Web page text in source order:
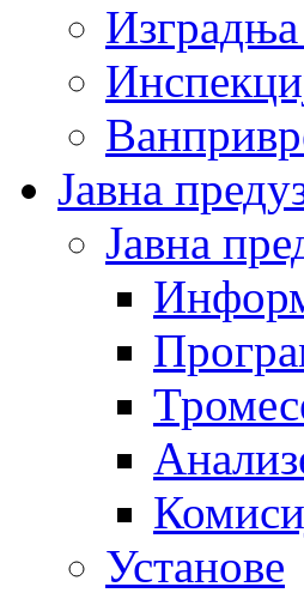
Изградња
Јавна
Јавна
Установе